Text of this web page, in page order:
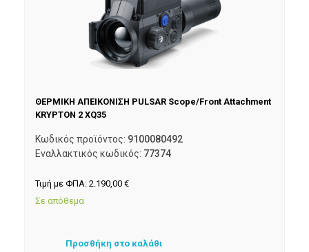
ΘΕΡΜΙΚΗ ΑΠΕΙΚΟΝΙΣΗ PULSAR Scope/Front Attachment
KRYPTON 2 XQ35
Κωδικός προϊόντος: 9100080492
Εναλλακτικός κωδικός: 77374
Τιμή με ΦΠΑ: 2.190,00 €
Σε απόθεμα
Προσθήκη στο καλάθι